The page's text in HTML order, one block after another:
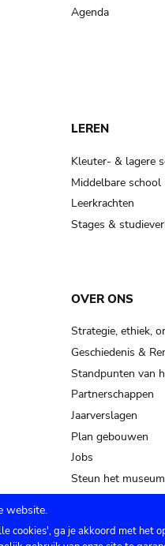
jar;
soil,
Agenda
LEREN
Kleuter- & lagere
Middelbare school
Leerkrachten
Stages &
OVER ONS
Strategie, ethiek,
Geschiedenis &
Standpunten van
Partnerschappen
Jaarverslagen
Plan gebouwen
Jobs
Steun het museum
website.
cookies', ga je akkoord met het